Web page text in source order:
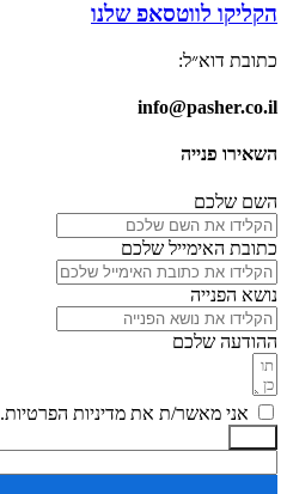
הקליקו לווטסאפ שלנו
כתובת דוא״ל:
info@pasher.co.il
השאירו פנייה
השם שלכם
כתובת האימייל שלכם
נושא הפנייה
ההודעה שלכם
אני מאשר/ת את מדיניות הפרטיות.